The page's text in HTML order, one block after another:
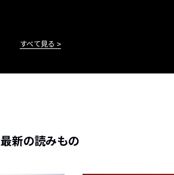
すべて見る
最新の読みもの